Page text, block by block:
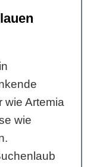
wie Artemia
wie